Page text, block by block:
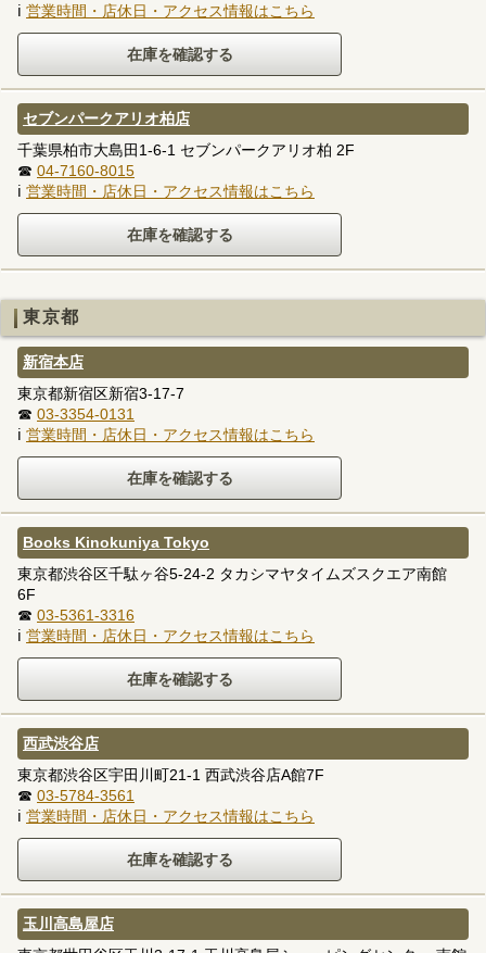
ℹ 営業時間・店休日・アクセス情報はこちら
セブンパークアリオ柏店
千葉県柏市大島田1-6-1 セブンパークアリオ柏 2F
☎ 04-7160-8015
ℹ 営業時間・店休日・アクセス情報はこちら
東京都
新宿本店
東京都新宿区新宿3-17-7
☎ 03-3354-0131
ℹ 営業時間・店休日・アクセス情報はこちら
Books Kinokuniya Tokyo
東京都渋谷区千駄ヶ谷5-24-2 タカシマヤタイムズスクエア南館
6F
☎ 03-5361-3316
ℹ 営業時間・店休日・アクセス情報はこちら
西武渋谷店
東京都渋谷区宇田川町21-1 西武渋谷店A館7F
☎ 03-5784-3561
ℹ 営業時間・店休日・アクセス情報はこちら
玉川高島屋店